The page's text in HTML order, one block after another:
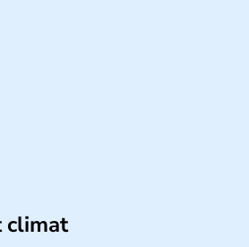
climat